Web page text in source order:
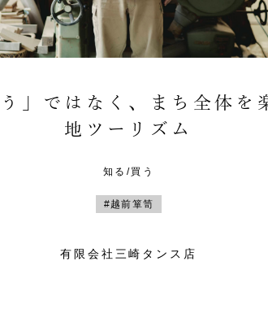
う」ではなく、まち全体を
地ツーリズム
知る/買う
#越前箪笥
有限会社三崎タンス店